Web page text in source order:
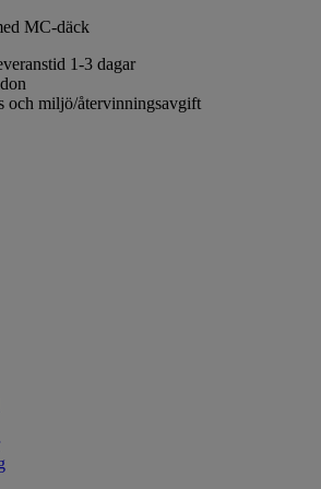
MC-däck
1-3 dagar
och miljö/återvinningsavgift